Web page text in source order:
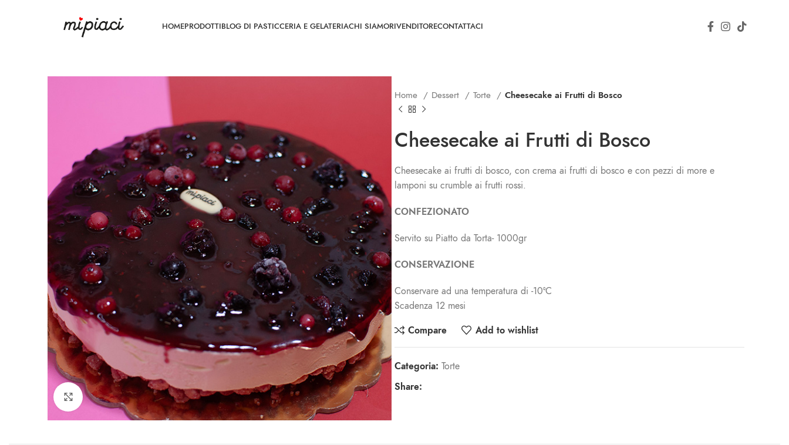
HOMEPRODOTTIBLOG DI PASTICCERIA E GELATERIACHI SIAMORIVENDITORECONTATTACI
Click to enlarge
Home Dessert Torte Cheesecake ai Frutti di Bosco
Cheesecake ai Frutti di Bosco
Cheesecake ai frutti di bosco, con crema ai frutti di bosco e con pezzi di more e
lamponi su crumble ai frutti rossi.
CONFEZIONATO
Servito su Piatto da Torta- 1000gr
CONSERVAZIONE
Conservare ad una temperatura di -10°C
Scadenza 12 mesi
Compare
Add to wishlist
Categoria: Torte
Share: